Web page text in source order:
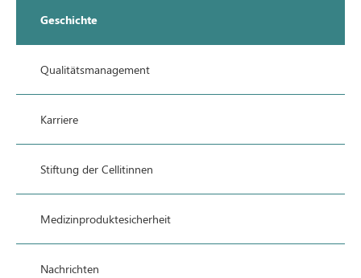
Geschichte
Qualitätsmanagement
Karriere
Stiftung der Cellitinnen
Medizinproduktesicherheit
Nachrichten